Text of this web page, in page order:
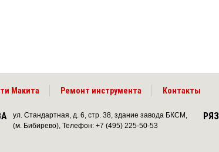
Макита Ремонт инструмента Контакты
ул. Стандартная, д. 6, стр. 38, здание завода БКСМ,
(м. Бибирево), Телефон: +7 (495) 225-50-53